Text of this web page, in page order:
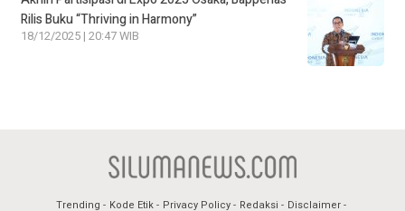
Rilis Buku “Thriving in Harmony”
18/12/2025 | 20:47 WIB
Trending Kode Etik Privacy Policy Redaksi Disclaimer